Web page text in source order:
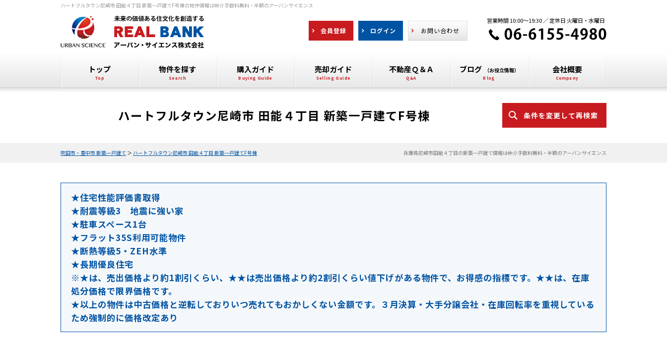
ハートフルタウン尼崎市 田能４丁目 新築一戸建てF号棟の物件情報は仲介手数料無料・半額のアーバンサイエンス
会員登録 ログイン お問い合わせ
営業時間 10:00～19:30 ／ 定休日 火曜日・水曜日
トップ 物件を探す 購入ガイド 売却ガイド 不動産Ｑ＆Ａ ブログ （お役立情報） 会社概要
ハートフルタウン尼崎市 田能４丁目 新築一戸建てF号棟 条件を変更して再検索
吹田市・豊中市 新築一戸建て ＞ ハートフルタウン尼崎市 田能４丁目 新築一戸建てF号棟 兵庫県尼崎市田能４丁目の新築一戸建て情報は仲介手数料無料・半額のアーバンサイエンス
★住宅性能評価書取得
★耐震等級3 地震に強い家
★駐車スペース1台
★フラット35S利用可能物件
★断熱等級5・ZEH水準
★長期優良住宅
※★は、売出価格より約1割引くらい、★★は売出価格より約2割引くらい値下げがある物件で、お得感の指標です。★★は、在庫
処分価格で限界価格です。
★以上の物件は中古価格と逆転しておりいつ売れてもおかしくない金額です。３月決算・大手分譲会社・在庫回転率を重視している
ため強制的に価格改定あり